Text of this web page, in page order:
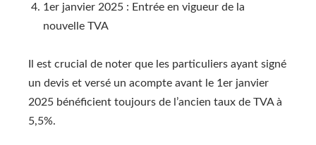
1er janvier 2025 : Entrée en vigueur de la
nouvelle TVA
Il est crucial de noter que les particuliers ayant signé
un devis et versé un acompte avant le 1er janvier
2025 bénéficient toujours de l’ancien taux de TVA à
5,5%.